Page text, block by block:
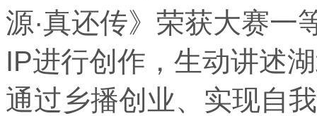
源·真还传》荣获大赛一
IP进行创作，生动讲述
通过乡播创业、实现自